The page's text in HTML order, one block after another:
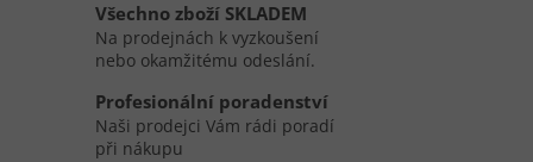
Všechno zboží SKLADEM
Na prodejnách k vyzkoušení
nebo okamžitému odeslání.
Profesionální poradenství
Naši prodejci Vám rádi poradí
při nákupu